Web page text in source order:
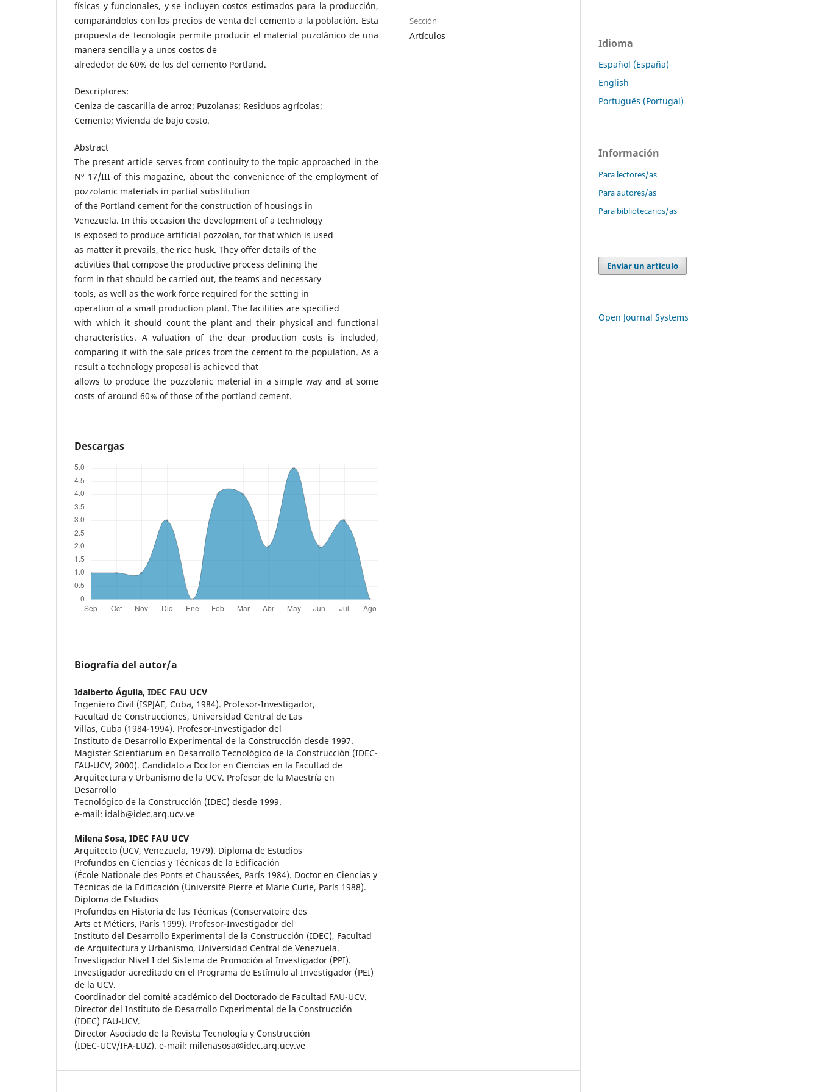
físicas y funcionales, y se incluyen costos estimados para la producción,
comparándolos con los precios de venta del cemento a la población. Esta
propuesta de tecnología permite producir el material puzolánico de una
manera sencilla y a unos costos de
alrededor de 60% de los del cemento Portland.
Descriptores:
Ceniza de cascarilla de arroz; Puzolanas; Residuos agrícolas;
Cemento; Vivienda de bajo costo.
Abstract
The present article serves from continuity to the topic approached in the
Nº 17/III of this magazine, about the convenience of the employment of
pozzolanic materials in partial substitution
of the Portland cement for the construction of housings in
Venezuela. In this occasion the development of a technology
is exposed to produce artificial pozzolan, for that which is used
as matter it prevails, the rice husk. They offer details of the
activities that compose the productive process defining the
form in that should be carried out, the teams and necessary
tools, as well as the work force required for the setting in
operation of a small production plant. The facilities are specified
with which it should count the plant and their physical and functional
characteristics. A valuation of the dear production costs is included,
comparing it with the sale prices from the cement to the population. As a
result a technology proposal is achieved that
allows to produce the pozzolanic material in a simple way and at some
costs of around 60% of those of the portland cement.
Descargas
Biografía del autor/a
Idalberto Águila, IDEC FAU UCV
Ingeniero Civil (ISPJAE, Cuba, 1984). Profesor-Investigador,
Facultad de Construcciones, Universidad Central de Las
Villas, Cuba (1984-1994). Profesor-Investigador del
Instituto de Desarrollo Experimental de la Construcción desde 1997.
Magister Scientiarum en Desarrollo Tecnológico de la Construcción (IDEC-
FAU-UCV, 2000). Candidato a Doctor en Ciencias en la Facultad de
Arquitectura y Urbanismo de la UCV. Profesor de la Maestría en
Desarrollo
Tecnológico de la Construcción (IDEC) desde 1999.
e-mail: idalb@idec.arq.ucv.ve
Milena Sosa, IDEC FAU UCV
Arquitecto (UCV, Venezuela, 1979). Diploma de Estudios
Profundos en Ciencias y Técnicas de la Edificación
(École Nationale des Ponts et Chaussées, París 1984). Doctor en Ciencias y
Técnicas de la Edificación (Université Pierre et Marie Curie, París 1988).
Diploma de Estudios
Profundos en Historia de las Técnicas (Conservatoire des
Arts et Métiers, París 1999). Profesor-Investigador del
Instituto del Desarrollo Experimental de la Construcción (IDEC), Facultad
de Arquitectura y Urbanismo, Universidad Central de Venezuela.
Investigador Nivel I del Sistema de Promoción al Investigador (PPI).
Investigador acreditado en el Programa de Estímulo al Investigador (PEI)
de la UCV.
Coordinador del comité académico del Doctorado de Facultad FAU-UCV.
Director del Instituto de Desarrollo Experimental de la Construcción
(IDEC) FAU-UCV.
Director Asociado de la Revista Tecnología y Construcción
(IDEC-UCV/IFA-LUZ). e-mail: milenasosa@idec.arq.ucv.ve
Sección
Artículos
Idioma
Español (España)
English
Português (Portugal)
Información
Para lectores/as
Para autores/as
Para bibliotecarios/as
Enviar un artículo
Open Journal Systems